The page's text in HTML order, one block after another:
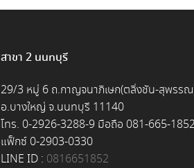
สาขา 2 นนทบุรี
29/3 หมู่ 6 ถ.กาญจนาภิเษก(ตลิ่งชัน-สุพรรณ
อ.บางใหญ่ จ.นนทบุรี 11140
โทร. 0-2926-3288-9 มือถือ 081-665-
แฟ็กซ์ 0-2903-0330
LINE ID : 0816651852